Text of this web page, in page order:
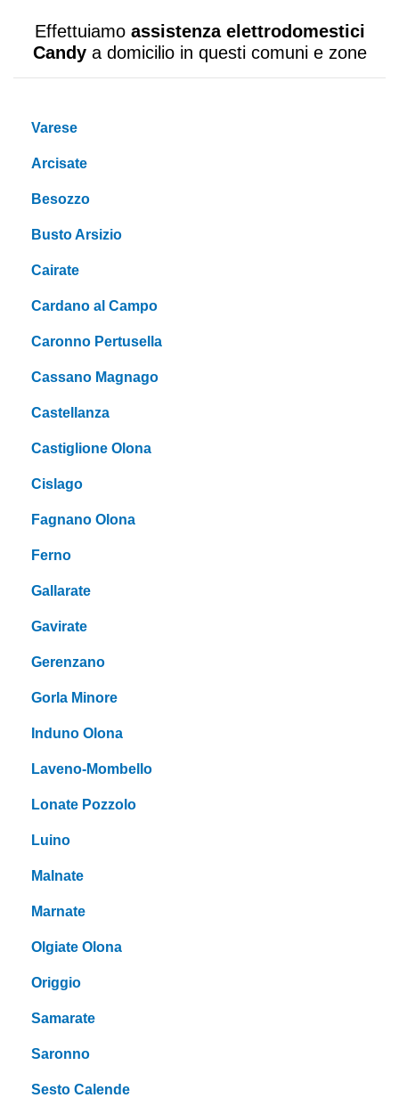
Effettuiamo assistenza elettrodomestici
Candya domicilio in questi comuni e zone
Varese
Arcisate
Besozzo
Busto Arsizio
Cairate
Cardano al Campo
Caronno Pertusella
Cassano Magnago
Castellanza
Castiglione Olona
Cislago
Fagnano Olona
Ferno
Gallarate
Gavirate
Gerenzano
Gorla Minore
Induno Olona
Laveno-Mombello
Lonate Pozzolo
Luino
Malnate
Marnate
Olgiate Olona
Origgio
Samarate
Saronno
Sesto Calende